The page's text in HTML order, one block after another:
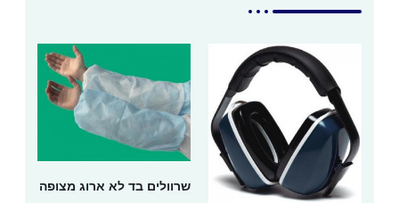
שרוולים בד לא ארוג מצופה